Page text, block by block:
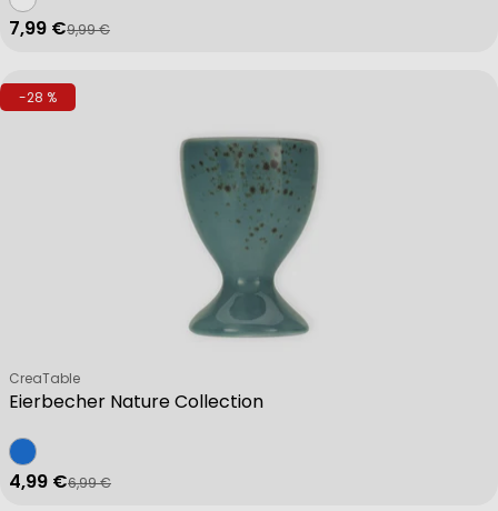
Verkaufspreis
7,99 €
Regulärer Preis
9,99 €
-28 %
Eierbecher Nature Collection
Verkäufer:
CreaTable
Verkaufspreis
4,99 €
Regulärer Preis
6,99 €